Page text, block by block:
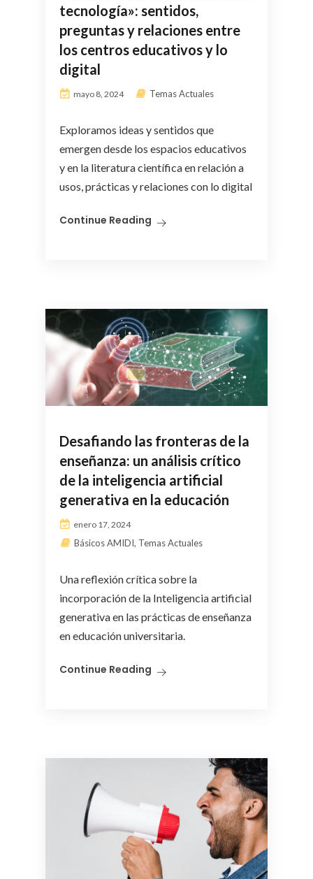
tecnología»: sentidos,
preguntas y relaciones entre
los centros educativos y lo
digital
mayo 8, 2024 Temas Actuales
Exploramos ideas y sentidos que
emergen desde los espacios educativos
y en la literatura científica en relación a
usos, prácticas y relaciones con lo digital
Continue Reading
Desafiando las fronteras de la
enseñanza: un análisis crítico
de la inteligencia artificial
generativa en la educación
enero 17, 2024
Básicos AMIDI, Temas Actuales
Una reflexión crítica sobre la
incorporación de la Inteligencia artificial
generativa en las prácticas de enseñanza
en educación universitaria.
Continue Reading